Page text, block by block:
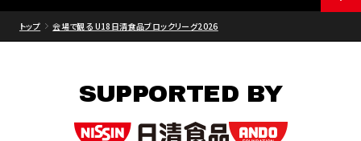
トップ 会場で観る U18日清食品ブロックリーグ2026
SUPPORTED BY